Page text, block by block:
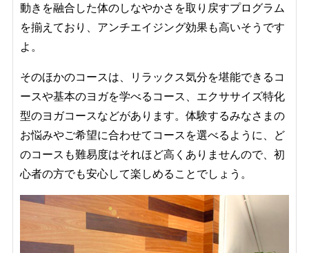
動きを融合した体のしなやかさを取り戻すプログラム
を揃えており、アンチエイジング効果も高いそうです
よ。
そのほかのコースは、リラックス気分を堪能できるコ
ースや基本のヨガを学べるコース、エクササイズ特化
型のヨガコースなどがあります。体験するみなさまの
お悩みやご希望に合わせてコースを選べるように、ど
のコースも難易度はそれほど高くありませんので、初
心者の方でも安心して楽しめることでしょう。